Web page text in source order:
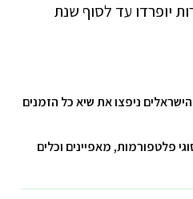
יופרדו עד לסוף שנת
ניפצו את שיא כל הזמנים
פלטפורמות, מאפיינים וכלים